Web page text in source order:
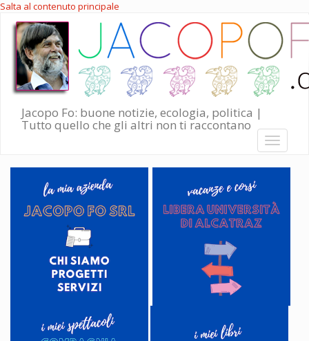
Salta al contenuto principale
Jacopo Fo: buone notizie, ecologia, politica |
Tutto quello che gli altri non ti raccontano
Toggle